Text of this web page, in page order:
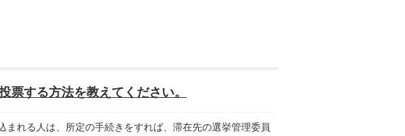
票する方法を教えてください。
れる人は、所定の手続きをすれば、滞在先の選挙管理委員